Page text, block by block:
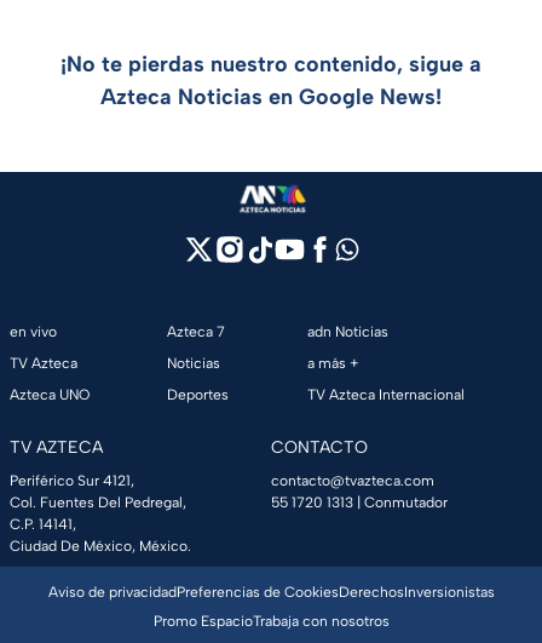
¡No te pierdas nuestro contenido, sigue a
Azteca Noticias en Google News!
en vivo
TV Azteca
Azteca UNO
Azteca 7
Noticias
Deportes
adn Noticias
a más +
TV Azteca Internacional
TV AZTECA
Periférico Sur 4121,
Col. Fuentes Del Pedregal,
C.P. 14141,
Ciudad De México, México.
CONTACTO
contacto@tvazteca.com
55 1720 1313 | Conmutador
Aviso de privacidadPreferencias de CookiesDerechosInversionistas
Promo EspacioTrabaja con nosotros